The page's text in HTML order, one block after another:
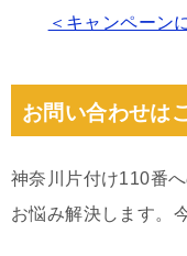
＜キャンペーン
お問い合わせは
神奈川片付け110番
お悩み解決します。